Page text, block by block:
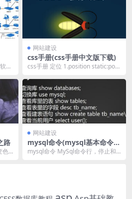
发
网站建设
css手册(css手册中文版下载)
css手册 定位 1.position static:posi
路
色
网站建设
mysql命令(mysql基本命令大
全)
mysql命令 MySql命令行，停止和